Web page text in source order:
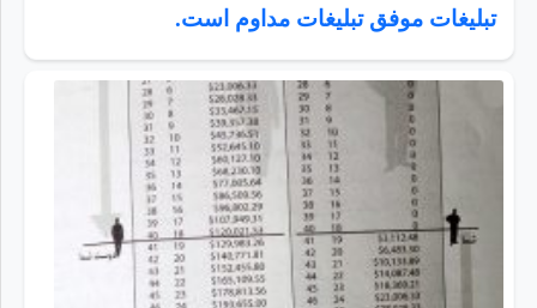
تبلیغات موفق تبلیغات مداوم است.